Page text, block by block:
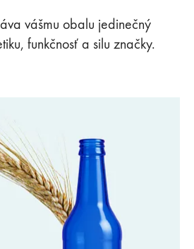
vášmu obalu jedinečný
funkčnosť a silu značky.